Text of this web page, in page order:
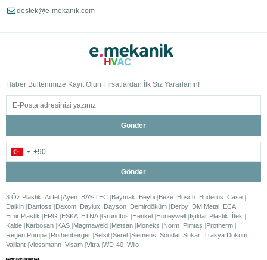
destek@e-mekanik.com
Haber Bültenimize Kayıt Olun Fırsatlardan İlk Siz Yararlanın!
Gönder
Gönder
3 Öz Plastik Airfel Ayen BAY-TEC Baymak Beybi Beze Bosch Buderus Case
Daikin Danfoss Daxom Daylux Dayson Demirdöküm Derby DM Metal ECA
Emir Plastik
ERG ESKA ETNA Grundfos Henkel Honeywell Işıldar Plastik
İtek
Kalde Karbosan KAS Magmaweld Metsan Moneks Norm Pimtaş
Protherm
Regen Pompa Rothenberger Selsil Serel Siemens Soudal Sukar Trakya Döküm
Vaillant Viessmann Visam Vitra WD-40 Wilo